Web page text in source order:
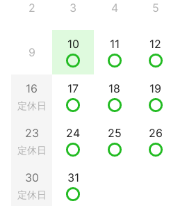
2 3 4 5
9
10 11 12
16
定休日
17 18 19
23
定休日
24 25 26
30
定休日
31